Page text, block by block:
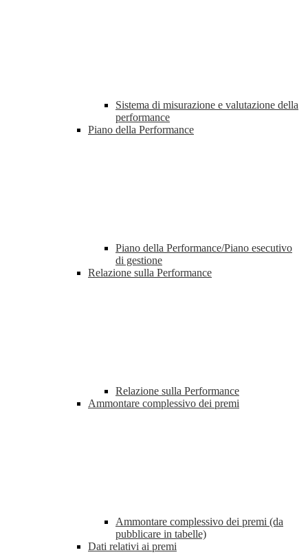
Sistema di misurazione e valutazione della
performance
Piano della Performance
Piano della Performance/Piano esecutivo
di gestione
Relazione sulla Performance
Relazione sulla Performance
Ammontare complessivo dei premi
Ammontare complessivo dei premi (da
pubblicare in tabelle)
Dati relativi ai premi